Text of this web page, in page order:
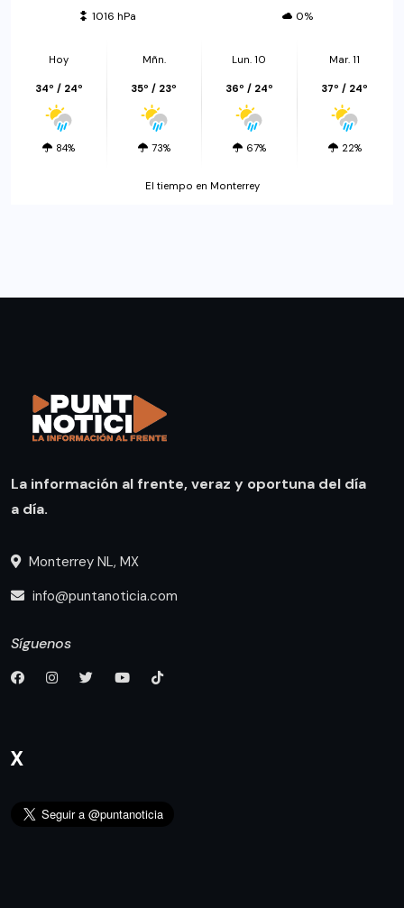
1016 hPa 0%
Hoy
34º / 24º
84%
Mñn.
35º / 23º
73%
Lun. 10
36º / 24º
67%
Mar. 11
37º / 24º
22%
El tiempo en Monterrey
La información al frente, veraz y oportuna del día
a día.
Monterrey NL, MX
info@puntanoticia.com
Síguenos
X